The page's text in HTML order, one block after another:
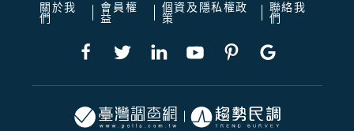
關於我
們
會員權
益
個資及隱私權政
策
聯絡我
們